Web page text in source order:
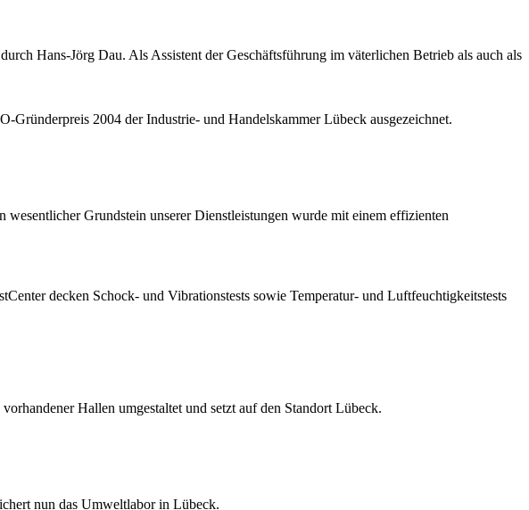
Hans-Jörg Dau. Als Assistent der Geschäftsführung im väterlichen Betrieb als auch als
2004 der Industrie- und Handelskammer Lübeck ausgezeichnet.
Grundstein unserer Dienstleistungen wurde mit einem effizienten
decken Schock- und Vibrationstests sowie Temperatur- und Luftfeuchtigkeitstests
Hallen umgestaltet und setzt auf den Standort Lübeck.
nun das Umweltlabor in Lübeck.